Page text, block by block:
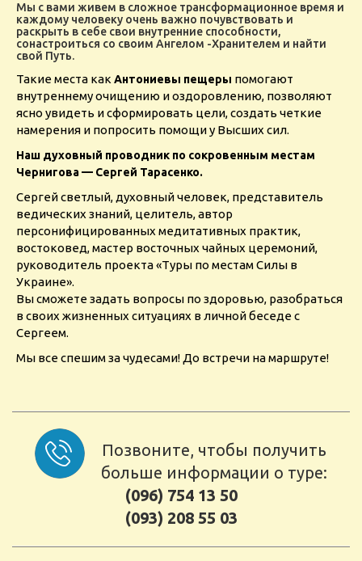
Мы с вами живем в сложное трансформационное время и
каждому человеку очень важно почувствовать и
раскрыть в себе свои внутренние способности,
сонастроиться со своим Ангелом -Хранителем и найти
свой Путь.
Такие места как Антониевы пещеры помогают
внутреннему очищению и оздоровлению, позволяют
ясно увидеть и сформировать цели, создать четкие
намерения и попросить помощи у Высших сил.
Наш духовный проводник по сокровенным местам
Чернигова — Сергей Тарасенко.
Сергей светлый, духовный человек, представитель
ведических знаний, целитель, автор
персонифицированных медитативных практик,
востоковед, мастер восточных чайных церемоний,
руководитель проекта «Туры по местам Силы в
Украине».
Вы сможете задать вопросы по здоровью, разобраться
в своих жизненных ситуациях в личной беседе с
Сергеем.
Мы все спешим за чудесами! До встречи на маршруте!
Позвоните, чтобы получить
больше информации о туре:
(096) 754 13 50
(093) 208 55 03